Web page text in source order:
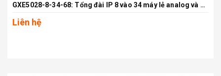
GXE5028-8-34-68: Tổng đài IP 8 vào 34 máy lẻ analog và 68 máy lẻ IP
Liên hệ